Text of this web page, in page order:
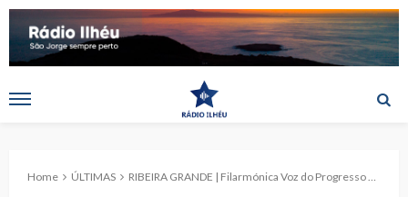
Home ÚLTIMAS RIBEIRA GRANDE | Filarmónica Voz do Progresso comemorou 147 anos